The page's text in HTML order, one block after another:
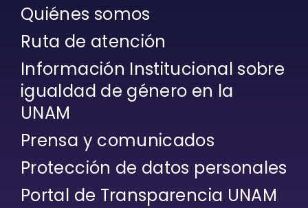
Quiénes somos
Ruta de atención
Información Institucional sobre
igualdad de género en la
UNAM
Prensa y comunicados
Protección de datos personales
Portal de Transparencia UNAM